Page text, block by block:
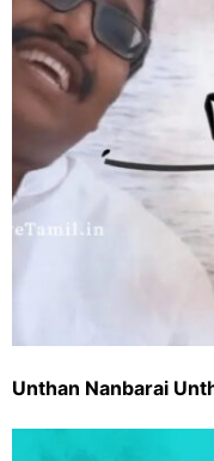
Unthan Nanbarai